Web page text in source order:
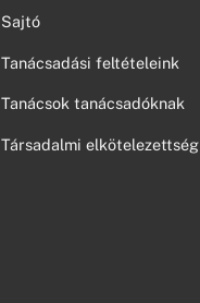
Sajtó
Tanácsadási feltételeink
Tanácsok tanácsadóknak
Társadalmi elkötelezettség